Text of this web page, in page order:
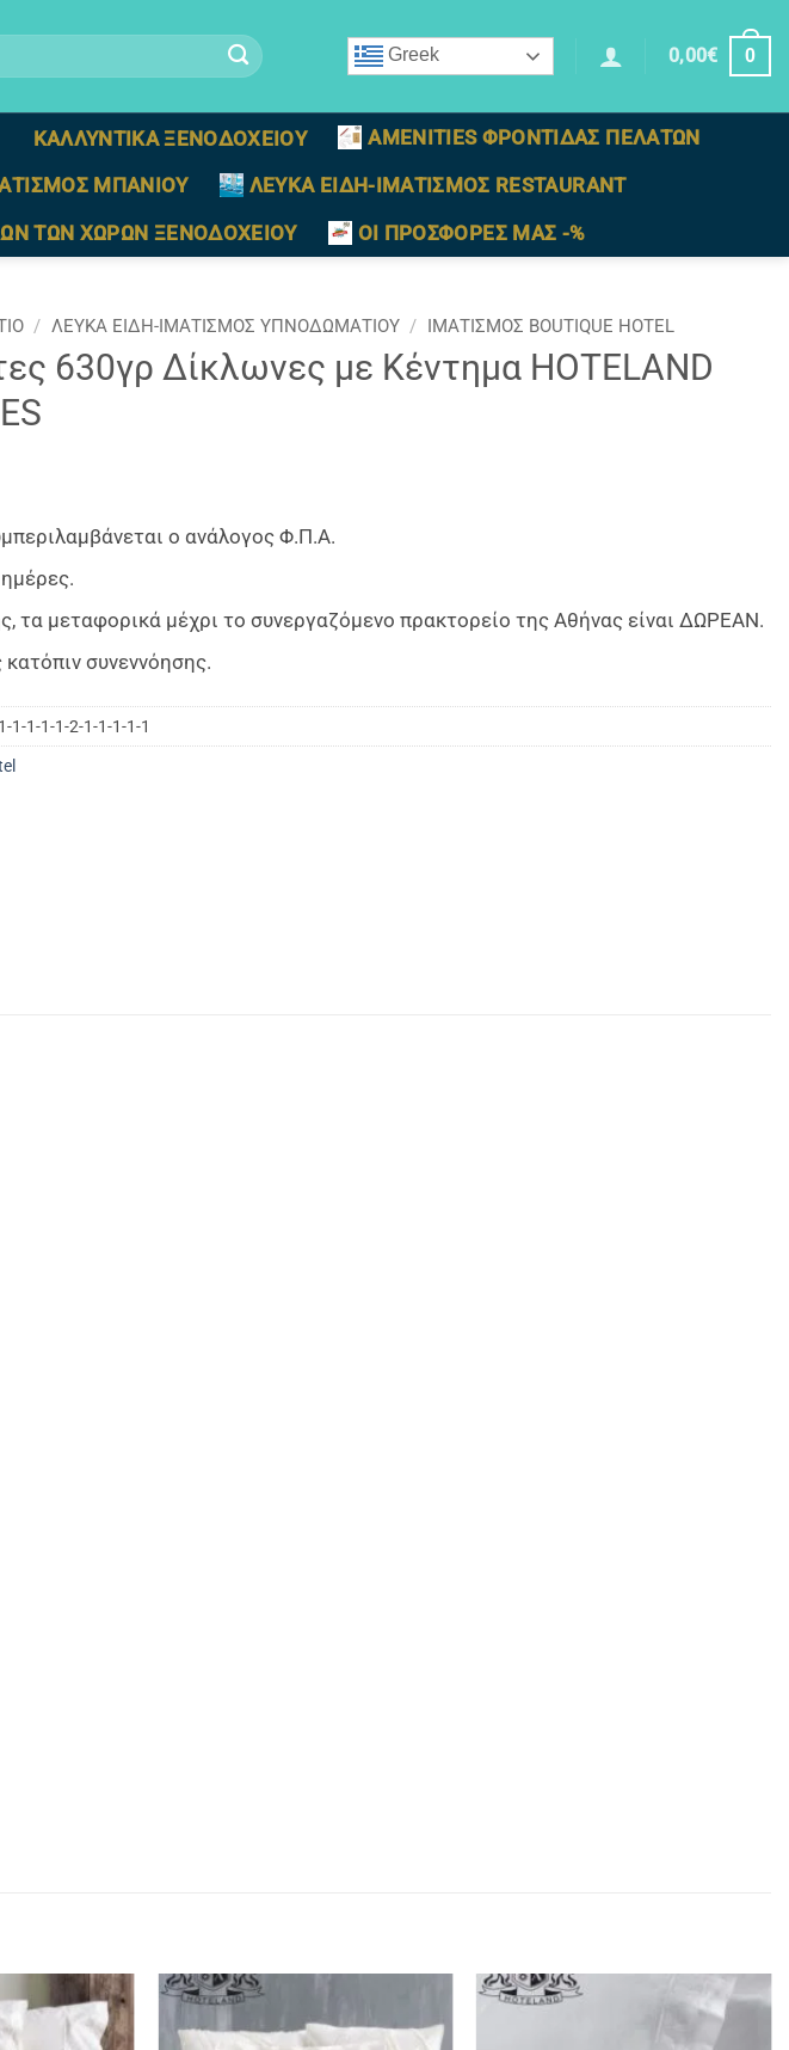
Greek 0,00€ 0
ΚΑΛΛΥΝΤΙΚΑ ΞΕΝΟΔΟΧΕΙΟΥ
AMENITIES ΦΡΟΝΤΙΔΑΣ ΠΕΛΑΤΩΝ
ΜΠΑΝΙΟΥ
ΛΕΥΚΑ ΕΙΔΗ-ΙΜΑΤΙΣΜΟΣ RESTAURANT
ΤΩΝ ΧΩΡΩΝ ΞΕΝΟΔΟΧΕΙΟΥ ΟΙ ΠΡΟΣΦΟΡΕΣ ΜΑΣ -%
/ ΛΕΥΚΑ ΕΙΔΗ-ΙΜΑΤΙΣΜΟΣ ΥΠΝΟΔΩΜΑΤΙΟΥ / ΙΜΑΤΙΣΜΌΣ BOUTIQUE HOTEL
630γρ Δίκλωνες με Κέντημα ΗOTELAND
ο ανάλογος Φ.Π.Α.
τα μεταφορικά μέχρι το συνεργαζόμενο πρακτορείο της Αθήνας είναι ΔΩΡΕΑΝ.
συνεννόησης.
1-1-1-1-2-1-1-1-1-1